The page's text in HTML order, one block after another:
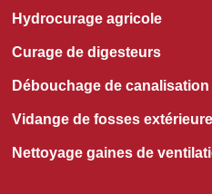
Hydrocurage agricole
Curage de digesteurs
Débouchage de
Vidange de fosses
Nettoyage gaines de